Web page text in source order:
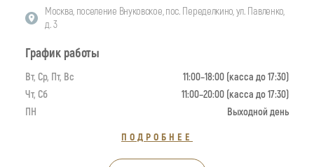
Москва, поселение Внуковское, пос. Переделкино, ул. Павленко,
д. 3
График работы
Вт, Ср, Пт, Вс
11:00–18:00 (касса до 17:30)
Чт, Сб
11:00–20:00 (касса до 17:30)
ПН
Выходной день
ПОДРОБНЕЕ